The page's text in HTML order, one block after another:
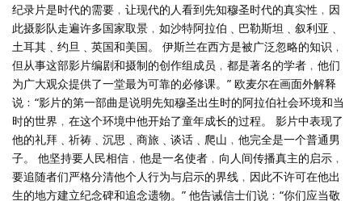
纪录片是时代的需要﹐让现代的人看到先知穆圣时代的真实性﹐因
此摄影队走遍许多国家取景﹐如沙特阿拉伯﹑巴勒斯坦﹑叙利亚﹑
土耳其﹑约旦﹑英国和美国。 伊斯兰在西方是被广泛忽略的知识﹐
但从事这部影片编剧和摄制的创作组成员﹐都是著名的学者﹐他们
为广大观众提供了一堂最为可靠的必修课。” 欧麦尔在画面外解释
说﹕“影片的第一部曲是说明先知穆圣出生时的阿拉伯社会环境和当
时的世界﹐在这个环境中他开始了童年成长的过程。 影片中表现了
他的礼拜﹑祈祷﹑沉思﹑商旅﹑谈话﹑爬山﹐他完全是一个普通男
子。 他坚持要人民相信﹐他是一名使者﹐向人间传播真主的启示﹐
要追随者们严格分清他个人行为与启示的界线﹐因此不许可在他出
生的地方建立纪念碑和追念遗物。” 他告诫信士们说﹕“你们应当敬